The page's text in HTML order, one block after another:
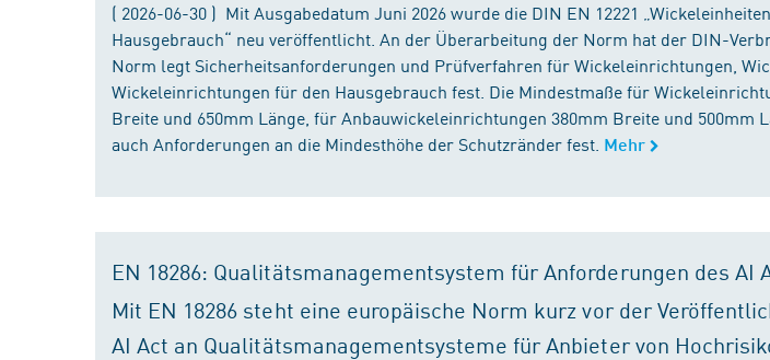
( 2026-06-30 ) Mit Ausgabedatum Juni 2026 wurde die DIN EN 12221
Hausgebrauch“ neu veröffentlicht. An der Überarbeitung der Norm hat der DIN-
Norm legt Sicherheitsanforderungen und Prüfverfahren für Wickeleinrichtungen,
Wickeleinrichtungen für den Hausgebrauch fest. Die Mindestmaße für
Breite und 650mm Länge, für Anbauwickeleinrichtungen 380mm Breite und 500mm
auch Anforderungen an die Mindesthöhe der Schutzränder fest. Mehr
EN 18286: Qualitätsmanagementsystem für Anforderungen des AI
Mit EN 18286 steht eine europäische Norm kurz vor der
AI Act an Qualitätsmanagementsysteme für Anbieter von